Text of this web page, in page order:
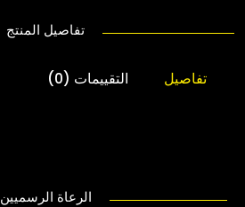
تفاصيل المنتج
تفاصيل التقييمات (0)
الرعاة الرسميين